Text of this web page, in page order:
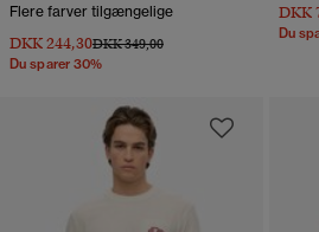
Flere farver tilgængelige
DKK 244,30Pris nedsat fra
DKK 349,00til
Du sparer 30%
DKK
Du